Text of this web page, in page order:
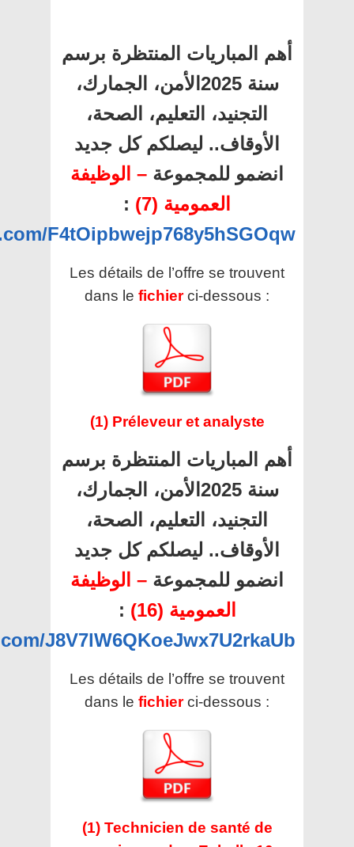
أهم المباريات المنتظرة برسم
سنة 2025الأمن، الجمارك،
التجنيد، التعليم، الصحة،
الأوقاف.. ليصلكم كل جديد
انضمو للمجموعة – الوظيفة
العمومية (7)
:
F4tOipbwejp768y5hSGOqw
Les détails de l’offre se trouvent
dans le fichier ci-dessous :
(1) Préleveur et analyste
أهم المباريات المنتظرة برسم
سنة 2025الأمن، الجمارك،
التجنيد، التعليم، الصحة،
الأوقاف.. ليصلكم كل جديد
انضمو للمجموعة – الوظيفة
العمومية (16)
:
J8V7lW6QKoeJwx7U2rkaUb
Les détails de l’offre se trouvent
dans le fichier ci-dessous :
(1) Technicien de santé de